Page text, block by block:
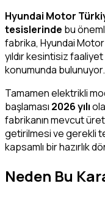
Hyundai Motor
tesislerinde bu
fabrika, Hyundai Motor
yıldır kesintisiz
konumunda bulunuyor.
Tamamen elektrikli
başlaması 2026 yılı
fabrikanın mevcut
getirilmesi ve gerekli
kapsamlı bir hazırlık
Neden Bu